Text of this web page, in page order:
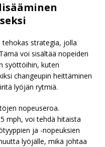
strategia, jolla
voi sisältää nopeiden
syöttöihin, kuten
changeupin heittäminen
lyöjän rytmiä.
nopeuseroa.
mph, voi tehdä hitaista
ja -nopeuksien
lyöjälle, mikä johtaa